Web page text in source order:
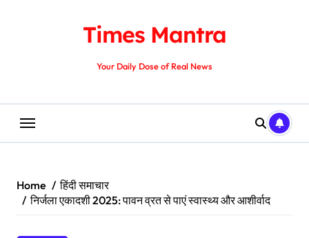
Times Mantra
Your Daily Dose of Real News
Home
हिंदी समाचार
निर्जला एकादशी 2025: पावन व्रत से पाएं स्वास्थ्य और आशीर्वाद